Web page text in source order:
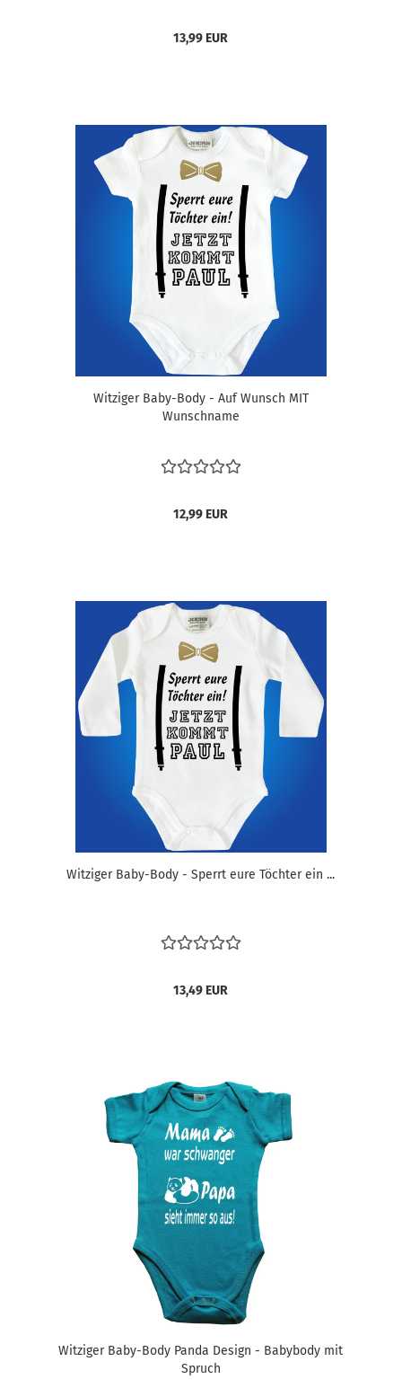
13,99 EUR
Witziger Baby-Body - Auf Wunsch MIT
Wunschname
12,99 EUR
Witziger Baby-Body - Sperrt eure Töchter ein ...
13,49 EUR
Witziger Baby-Body Panda Design - Babybody mit
Spruch